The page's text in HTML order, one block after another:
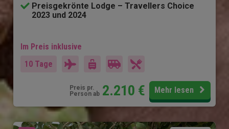
Preisgekrönte Lodge – Travellers Choice
2023 und 2024
Im Preis inklusive
10 Tage
Preis pr.
Person ab 2.210 € Mehr lesen